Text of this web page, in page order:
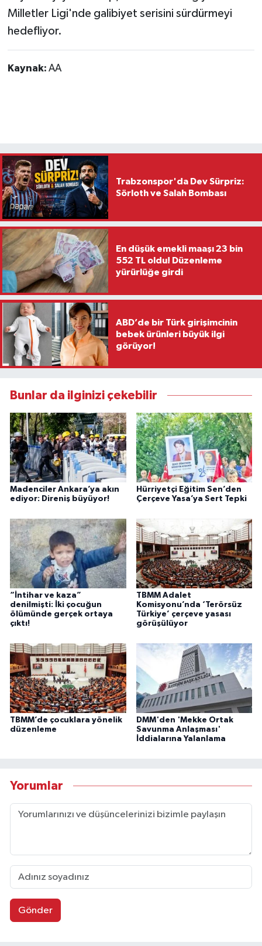
Milletler Ligi'nde galibiyet serisini sürdürmeyi
hedefliyor.
Kaynak: AA
Trabzonspor'da Dev Sürpriz:
Sörloth ve Salah Bombası
En düşük emekli maaşı 23 bin
552 TL oldu! Düzenleme
yürürlüğe girdi
ABD’de bir Türk girişimcinin
bebek ürünleri büyük ilgi
görüyor!
Bunlar da ilginizi çekebilir
Madenciler Ankara’ya akın
ediyor: Direniş büyüyor!
Hürriyetçi Eğitim Sen’den
Çerçeve Yasa’ya Sert Tepki
“İntihar ve kaza”
denilmişti: İki çocuğun
ölümünde gerçek ortaya
çıktı!
TBMM Adalet
Komisyonu’nda ‘Terörsüz
Türkiye’ çerçeve yasası
görüşülüyor
TBMM’de çocuklara yönelik
düzenleme
DMM'den 'Mekke Ortak
Savunma Anlaşması'
İddialarına Yalanlama
Yorumlar
Gönder